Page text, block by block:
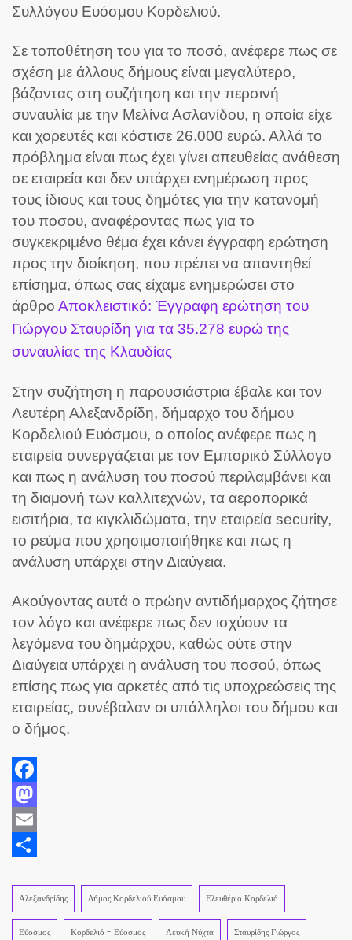
Συλλόγου Ευόσμου Κορδελιού.
Σε τοποθέτηση του για το ποσό, ανέφερε πως σε
σχέση με άλλους δήμους είναι μεγαλύτερο,
βάζοντας στη συζήτηση και την περσινή
συναυλία με την Μελίνα Ασλανίδου, η οποία είχε
και χορευτές και κόστισε 26.000 ευρώ. Αλλά το
πρόβλημα είναι πως έχει γίνει απευθείας ανάθεση
σε εταιρεία και δεν υπάρχει ενημέρωση προς
τους ίδιους και τους δημότες για την κατανομή
του ποσου, αναφέροντας πως για το
συγκεκριμένο θέμα έχει κάνει έγγραφη ερώτηση
προς την διοίκηση, που πρέπει να απαντηθεί
επίσημα, όπως σας είχαμε ενημερώσει στο
άρθρο Αποκλειστικό: Έγγραφη ερώτηση του
Γιώργου Σταυρίδη για τα 35.278 ευρώ της
συναυλίας της Κλαυδίας
Στην συζήτηση η παρουσιάστρια έβαλε και τον
Λευτέρη Αλεξανδρίδη, δήμαρχο του δήμου
Κορδελιού Ευόσμου, ο οποίος ανέφερε πως η
εταιρεία συνεργάζεται με τον Εμπορικό Σύλλογο
και πως η ανάλυση του ποσού περιλαμβάνει και
τη διαμονή των καλλιτεχνών, τα αεροπορικά
εισιτήρια, τα κιγκλιδώματα, την εταιρεία security,
το ρεύμα που χρησιμοποιήθηκε και πως η
ανάλυση υπάρχει στην Διαύγεια.
Ακούγοντας αυτά ο πρώην αντιδήμαρχος ζήτησε
τον λόγο και ανέφερε πως δεν ισχύουν τα
λεγόμενα του δημάρχου, καθώς ούτε στην
Διαύγεια υπάρχει η ανάλυση του ποσού, όπως
επίσης πως για αρκετές από τις υποχρεώσεις της
εταιρείας, συνέβαλαν οι υπάλληλοι του δήμου και
ο δήμος.
Facebook
Mastodon
Email
Αλεξανδρίδης Δήμος Κορδελιού Ευόσμου Ελευθέριο Κορδελιό
Εύοσμος Κορδελιό - Εύοσμος Λευκή Νύχτα Σταυρίδης Γιώργος